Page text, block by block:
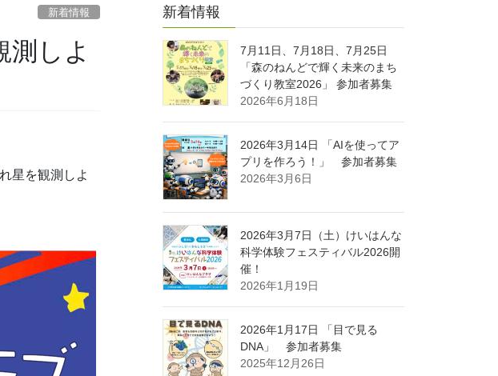
新着情報
しよ
星を観測しよ
新着情報
7月11日、7月18日、7月25日
「森のねんどで輝く未来のまち
づくり教室2026」 参加者募集
2026年6月18日
2026年3月14日 「AIを使ってア
プリを作ろう！」 参加者募集
2026年3月6日
2026年3月7日（土）けいはんな
科学体験フェスティバル2026開
催！
2026年1月19日
2026年1月17日 「目で見る
DNA」 参加者募集
2025年12月26日